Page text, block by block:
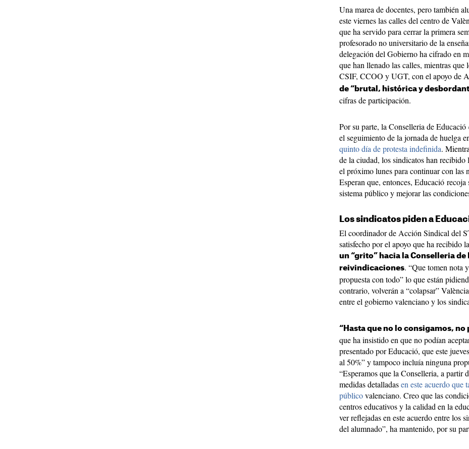
Una marea de docentes, pero también
este viernes las calles del centro de
que ha servido para cerrar la primera
profesorado no universitario de la
delegación del Gobierno ha cifrado en
que han llenado las calles, mientras
CSIF, CCOO y UGT, con el apoyo de
de “brutal, histórica y
cifras de participación.
Por su parte, la Conselleria de
el seguimiento de la jornada de huelga
quinto día de protesta indefinida.
de la ciudad, los sindicatos han
el próximo lunes para continuar con las
Esperan que, entonces, Educació
sistema público y mejorar las
Los sindicatos piden a
El coordinador de Acción Sindical del
satisfecho por el apoyo que ha recibido
un “grito” hacia la Conselleria
reivindicaciones. “Que tomen nota
propuesta con todo” lo que están
contrario, volverán a “colapsar”
entre el gobierno valenciano y los
“Hasta que no lo consigamos, no
que ha insistido en que no podían
presentado por Educació, que este
al 50%” y tampoco incluía ninguna
“Esperamos que la Conselleria, a partir
medidas detalladasen este acuerdo que
públicovalenciano. Creo que las
centros educativos y la calidad en la
ver reflejadas en este acuerdo entre los
del alumnado”, ha mantenido, por su